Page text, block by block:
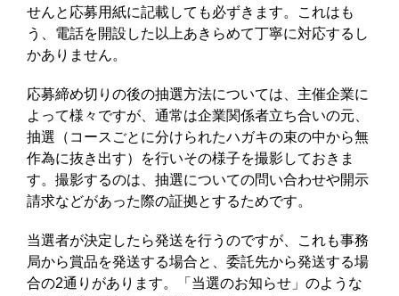
せんと応募用紙に記載しても必ずきます。これはも
う、電話を開設した以上あきらめて丁寧に対応するし
かありません。
応募締め切りの後の抽選方法については、主催企業に
よって様々ですが、通常は企業関係者立ち合いの元、
抽選（コースごとに分けられたハガキの束の中から無
作為に抜き出す）を行いその様子を撮影しておきま
す。撮影するのは、抽選についての問い合わせや開示
請求などがあった際の証拠とするためです。
当選者が決定したら発送を行うのですが、これも事務
局から賞品を発送する場合と、委託先から発送する場
合の2通りがあります。「当選のお知らせ」のような